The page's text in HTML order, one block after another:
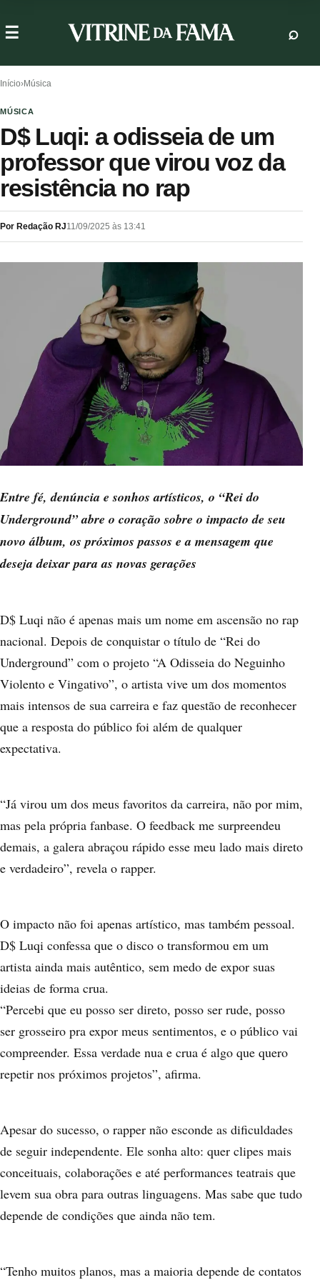
Início›Música
MÚSICA
D$ Luqi: a odisseia de um
professor que virou voz da
resistência no rap
Por Redação RJ11/09/2025 às 13:41
Entre fé, denúncia e sonhos artísticos, o “Rei do
Underground” abre o coração sobre o impacto de seu
novo álbum, os próximos passos e a mensagem que
deseja deixar para as novas gerações
D$ Luqi não é apenas mais um nome em ascensão no rap
nacional. Depois de conquistar o título de “Rei do
Underground” com o projeto “A Odisseia do Neguinho
Violento e Vingativo”, o artista vive um dos momentos
mais intensos de sua carreira e faz questão de reconhecer
que a resposta do público foi além de qualquer
expectativa.
“Já virou um dos meus favoritos da carreira, não por mim,
mas pela própria fanbase. O feedback me surpreendeu
demais, a galera abraçou rápido esse meu lado mais direto
e verdadeiro”, revela o rapper.
O impacto não foi apenas artístico, mas também pessoal.
D$ Luqi confessa que o disco o transformou em um
artista ainda mais autêntico, sem medo de expor suas
ideias de forma crua.
“Percebi que eu posso ser direto, posso ser rude, posso
ser grosseiro pra expor meus sentimentos, e o público vai
compreender. Essa verdade nua e crua é algo que quero
repetir nos próximos projetos”, afirma.
Apesar do sucesso, o rapper não esconde as dificuldades
de seguir independente. Ele sonha alto: quer clipes mais
conceituais, colaborações e até performances teatrais que
levem sua obra para outras linguagens. Mas sabe que tudo
depende de condições que ainda não tem.
“Tenho muitos planos, mas a maioria depende de contatos